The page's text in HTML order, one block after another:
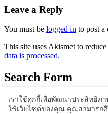
Leave a Reply
You must be logged in to post a
This site uses Akismet to reduce
data is processed.
Search Form
เราใช้คุกกี้เพื่อพัฒนาประสิทธิภ
ใช้เว็บไซต์ของคุณ คุณสามารถศึ